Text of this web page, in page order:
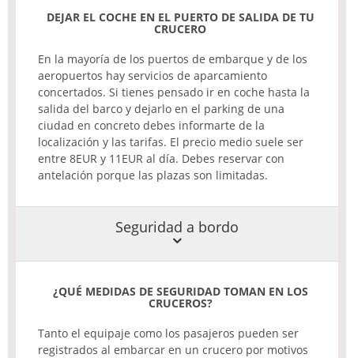
DEJAR EL COCHE EN EL PUERTO DE SALIDA DE TU
CRUCERO
En la mayoría de los puertos de embarque y de los
aeropuertos hay servicios de aparcamiento
concertados. Si tienes pensado ir en coche hasta la
salida del barco y dejarlo en el parking de una
ciudad en concreto debes informarte de la
localización y las tarifas. El precio medio suele ser
entre 8EUR y 11EUR al día. Debes reservar con
antelación porque las plazas son limitadas.
Seguridad a bordo
¿QUÉ MEDIDAS DE SEGURIDADTOMAN EN LOS
CRUCEROS?
Tanto el equipaje como los pasajeros pueden ser
registrados al embarcar en un crucero por motivos